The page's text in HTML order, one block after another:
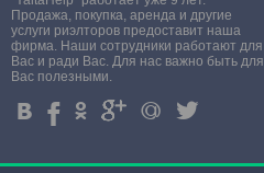
Продажа, покупка, аренда и другие
услуги риэлторов предоставит наша
фирма. Наши сотрудники работают для
Вас и ради Вас. Для нас важно быть для
Вас полезными.
4 % . ' + 3